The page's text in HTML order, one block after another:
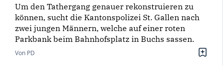
Um den Tathergang genauer rekonstruieren zu
können, sucht die Kantonspolizei St. Gallen nach
zwei jungen Männern, welche auf einer roten
Parkbank beim Bahnhofsplatz in Buchs sassen.
Von PD